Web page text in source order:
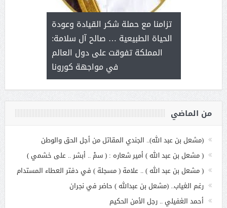
مع
بنت
تزامنا مع حملة شكر القيادة وعودة
الحياة الطبيعية … صالح آل سلامة:
المملكة تفوقت على دول العالم
في مواجهة كورونا
آل شرمه:
على برامج
هي أساس
من الماضي
(مشعل بن عبد الله).. الجندي المقاتل من أجل الحق والوطن
( مشعل بن عبد الله ) أمير شعاره : ( سمْ .. أبشر .. على خشمي )
( مشعل بن عبد الله ) .. علامة ( مسجلة ) في دفتر العطاء المستدام
رغم الغياب.. (مشعل بن عبدالله ) حاضر في نجران
أحمد الغفيلي .. رجل الأمن الحكيم